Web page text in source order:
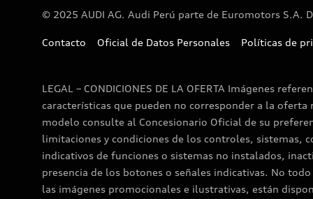
© 2025 AUDI AG. Audi Perú parte de Euromotors S.A.
Contacto Oficial de Datos Personales Políticas de
LEGAL – CONDICIONES DE LA OFERTA Imágenes referenciales. Los modelos y versiones que muestran las imágenes son sólo referenciales y contienen equipamiento y características que pueden no corresponder a la oferta real dispuesta por el fabricante como disponible para el mercado del Perú. Para conocer la configuración actual de cada modelo consulte al Concesionario Oficial de su preferencia, y solicite una prueba de manejo y de producto para apreciar los alcances, funcionalidades, restricciones, limitaciones y condiciones de los controles, sistemas, componentes, accesorios y equipamiento en general. El vehículo podría presentar botones, interruptores, testigos y/o indicativos de funciones o sistemas no instalados, inactivos y que no están disponibles para el mercado peruano, por lo que no forman parte de la oferta a pesar de la presencia de los botones o señales indicativas. No todo el equipamiento, especificaciones, características y prestaciones detalladas en el Manual del Propietario, o incluso en las imágenes promocionales e ilustrativas, están disponibles en la versión del modelo ofrecido al mercado peruano y tampoco forman parte de la oferta, dado que, para el Perú, no todas las especificaciones están disponibles y varían. Las características, nomenclatura, equipamiento, especificaciones y magnitudes descritas en la ficha técnica del vehículo podrían ser suprimidas, modificadas, cambiadas o ser variadas sin previo aviso, y/o estar sujetas a restricciones y limitaciones según versión del modelo y configuración y procesos de producción del fabricante. Algunos accesorios no esenciales para el funcionamiento del vehículo podrían haber sido instalados de manera local en el Perú y no ser necesariamente de la marca del vehículo, tales como (sin ser limitadas a estos) el equipo de sonido, sistema eléctrico de lunas levadizas, pisos de jebe, sistema de alarma, sistema de cierre centralizado, barras portaequipaje, neumáticos, turbo timer, cámaras de retroceso, frontales y/o de ubicación, sensores de retroceso, frontales y/o de posicionamiento, láminas de seguridad, neblineros, sistema de gas, etc.; dichos accesorios han sido aprobados, autorizados y son aptos para su uso en los vehículos de la marca y gozan de garantía. Los detalles, características y equipamiento de la ficha técnica de cada vehículo podrían variar sin previo aviso, y/o estar sujetas a restricciones, supresiones, modificaciones, cambios, variaciones y limitaciones según versión del modelo, o cambios que se sujetan a las disposiciones y procesos de producción del fabricante. Las características y especificaciones de conectividad requieren de un dispositivo celular móvil compatible con los sistemas y funciones del vehículo, e internet móvil; en tal sentido, durante el uso del Sistema Multimedia de Infoentretenimiento y/o de la Carga Inalámbrica por Inducción (en los modelos y versiones que los tengan), se podrían presentar dificultades de conectividad y/o de funcionamiento por incompatibilidad con determinadas marcas y modelos de teléfono celular, en función de las características físicas y/o de los sistemas operativos que utilizan dichos aparatos móviles, y/o luego de que los mismos sean actualizados, y/o en función de la señal y